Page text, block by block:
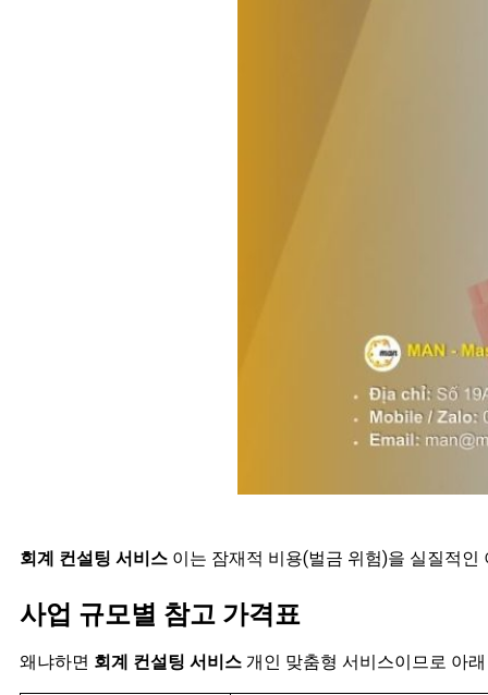
회계 컨설팅 서비스 이는 잠재적 비용(벌금 위험)을 실질적
사업 규모별 참고 가격표
왜냐하면 회계 컨설팅 서비스 개인 맞춤형 서비스이므로 아